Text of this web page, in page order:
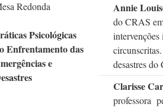
Redonda
Psicológicas
Enfrentamento das
e
Annie
do CRAS
intervenções
desastres do
Clarisse
professora